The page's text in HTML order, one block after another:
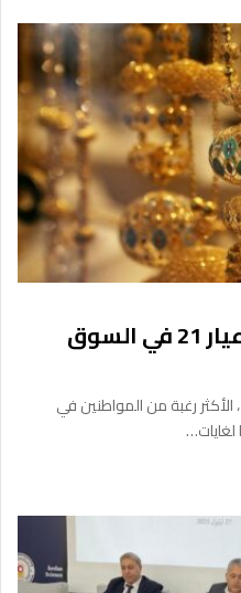
76.30 دينارا سعر الذهب عيار 21 في السوق
هرمنا- بلغ سعر بيع غرام الذهب عيار 21، الأكثر رغبة من المواطنين في